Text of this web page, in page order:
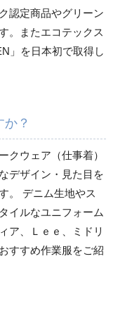
パンツ
カーゴパンツ作業
ン
ン
認定商品やグリーン
。またエコテックス
」を日本初で取得し
？
クウェア（仕事着）
デザイン・見た目を
。 デニム生地やス
イルなユニフォーム
ア、Ｌｅｅ、ミドリ
すすめ作業服をご紹